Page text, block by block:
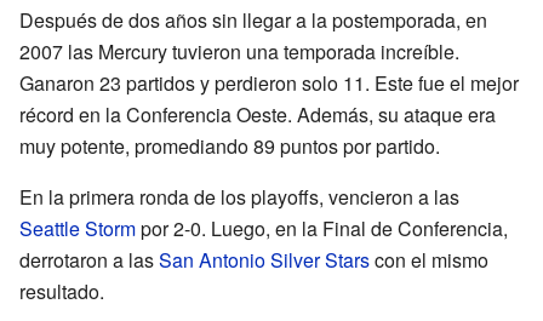
Después de dos años sin llegar a la postemporada, en
2007 las Mercury tuvieron una temporada increíble.
Ganaron 23 partidos y perdieron solo 11. Este fue el mejor
récord en la Conferencia Oeste. Además, su ataque era
muy potente, promediando 89 puntos por partido.
En la primera ronda de los playoffs, vencieron a las
Seattle Stormpor 2-0. Luego, en la Final de Conferencia,
derrotaron a lasSan Antonio Silver Starscon el mismo
resultado.